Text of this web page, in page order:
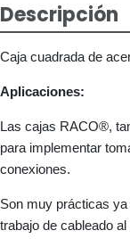
Descripción
Caja cuadrada de
Aplicaciones:
Las cajas RACO®,
para implementar
conexiones.
Son muy prácticas
trabajo de cableado